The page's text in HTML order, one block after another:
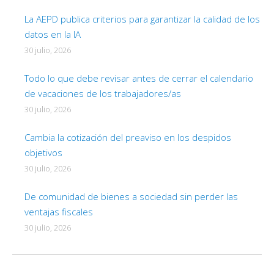
La AEPD publica criterios para garantizar la calidad de los
datos en la IA
30 julio, 2026
Todo lo que debe revisar antes de cerrar el calendario
de vacaciones de los trabajadores/as
30 julio, 2026
Cambia la cotización del preaviso en los despidos
objetivos
30 julio, 2026
De comunidad de bienes a sociedad sin perder las
ventajas fiscales
30 julio, 2026